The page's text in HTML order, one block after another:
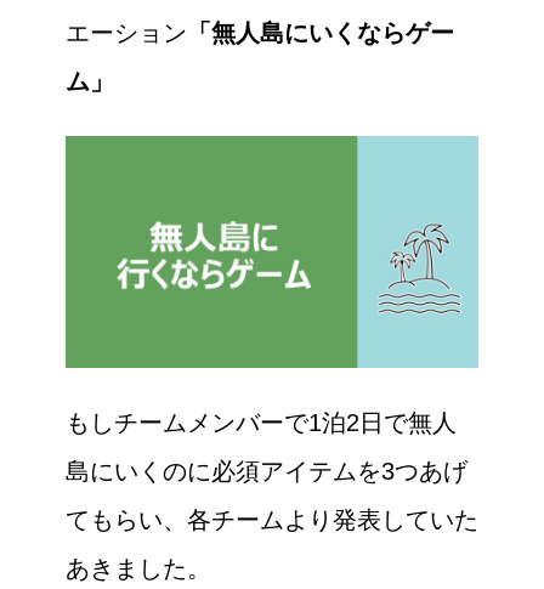
エーション 「無人島にいくならゲー
ム」
もしチームメンバーで1泊2日で無人
島にいくのに必須アイテムを3つあげ
てもらい、各チームより発表していた
あきました。